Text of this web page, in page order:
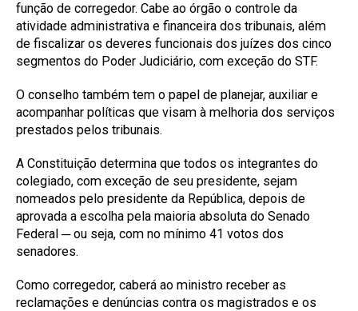
função de corregedor. Cabe ao órgão o controle da
atividade administrativa e financeira dos tribunais, além
de fiscalizar os deveres funcionais dos juízes dos cinco
segmentos do Poder Judiciário, com exceção do STF.
O conselho também tem o papel de planejar, auxiliar e
acompanhar políticas que visam à melhoria dos serviços
prestados pelos tribunais.
A Constituição determina que todos os integrantes do
colegiado, com exceção de seu presidente, sejam
nomeados pelo presidente da República, depois de
aprovada a escolha pela maioria absoluta do Senado
Federal ─ ou seja, com no mínimo 41 votos dos
senadores.
Como corregedor, caberá ao ministro receber as
reclamações e denúncias contra os magistrados e os